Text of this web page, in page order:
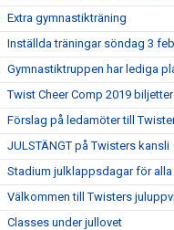
Extra gymnastikträning
Inställda träningar söndag 3
Gymnastiktruppen har lediga
Twist Cheer Comp 2019 biljetter
Förslag på ledamöter till
JULSTÄNGT på Twisters kansli
Stadium julklappsdagar för
Välkommen till Twisters
Classes under jullovet